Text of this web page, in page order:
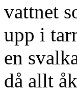
vattnet
upp i
en
då allt